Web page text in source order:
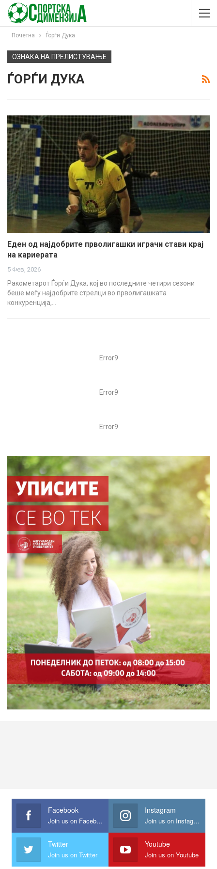
Почетна Ѓорѓи Дука
ОЗНАКА НА ПРЕЛИСТУВАЊЕ
ЃОРЃИ ДУКА
Eден од најдобрите прволигашки играчи стави крај
на кариерата
5 Фев, 2026
Ракометарот Ѓорѓи Дука, кој во последните четири сезони
беше меѓу најдобрите стрелци во прволигашката
конкуренција,…
Error9
Error9
Error9
Facebook
Join us on Facebook
Instagram
Join us on Instagram
Twitter
Join us on Twitter
Youtube
Join us on Youtube